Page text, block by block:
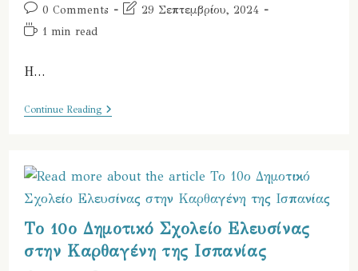
Post
comments:
0 Comments
Post29 Σεπτεμβρίου, 2024
Reading1 min read
Η…
Continue ReadingΈνα
…
Το 10ο Δημοτικό Σχολείο Ελευσίνας
στην Καρθαγένη της Ισπανίας